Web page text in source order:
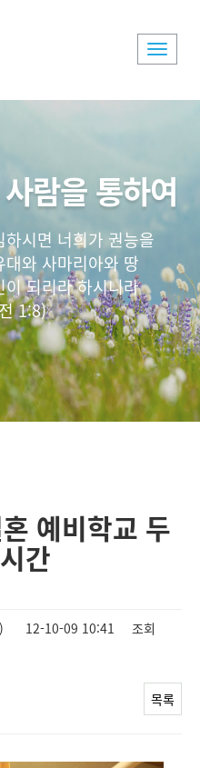
Toggle
람을 통하여
시면 너희가 권능을
와 사마리아와 땅
되리라 하시니라
1:8)
예비학교 두
간
12-10-09 10:41
조회
목록